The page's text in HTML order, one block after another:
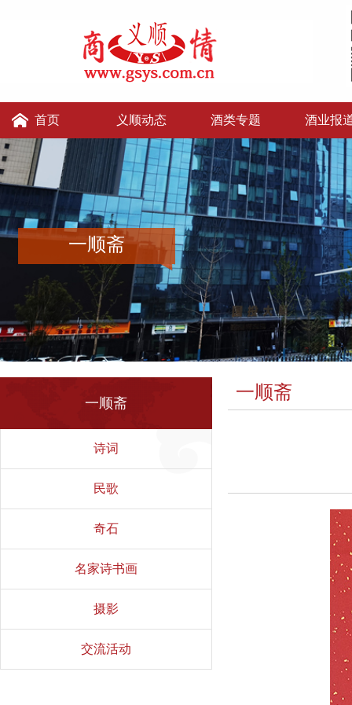
首页 义顺动态 酒类专题 酒业报
义顺讲堂 义顺老张的店 义顺酒便利
一顺斋
一顺斋
诗词
民歌
奇石
名家诗书画
摄影
交流活动
一顺斋